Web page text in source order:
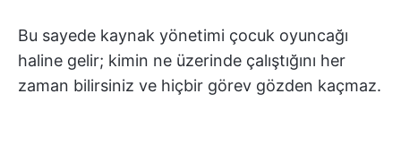
Bu sayede kaynak yönetimi çocuk oyuncağı
haline gelir; kimin ne üzerinde çalıştığını her
zaman bilirsiniz ve hiçbir görev gözden kaçmaz.